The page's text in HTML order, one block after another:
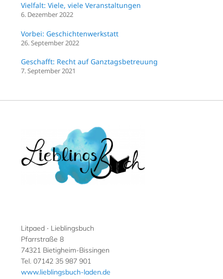
Vielfalt: Viele, viele Veranstaltungen
6. Dezember 2022
Vorbei: Geschichtenwerkstatt
26. September 2022
Geschafft: Recht auf Ganztagsbetreuung
7. September 2021
Litpaed ∙ Lieblingsbuch
Pfarrstraße 8
74321 Bietigheim-Bissingen
Tel. 07142 35 987 901
www.lieblingsbuch-laden.de